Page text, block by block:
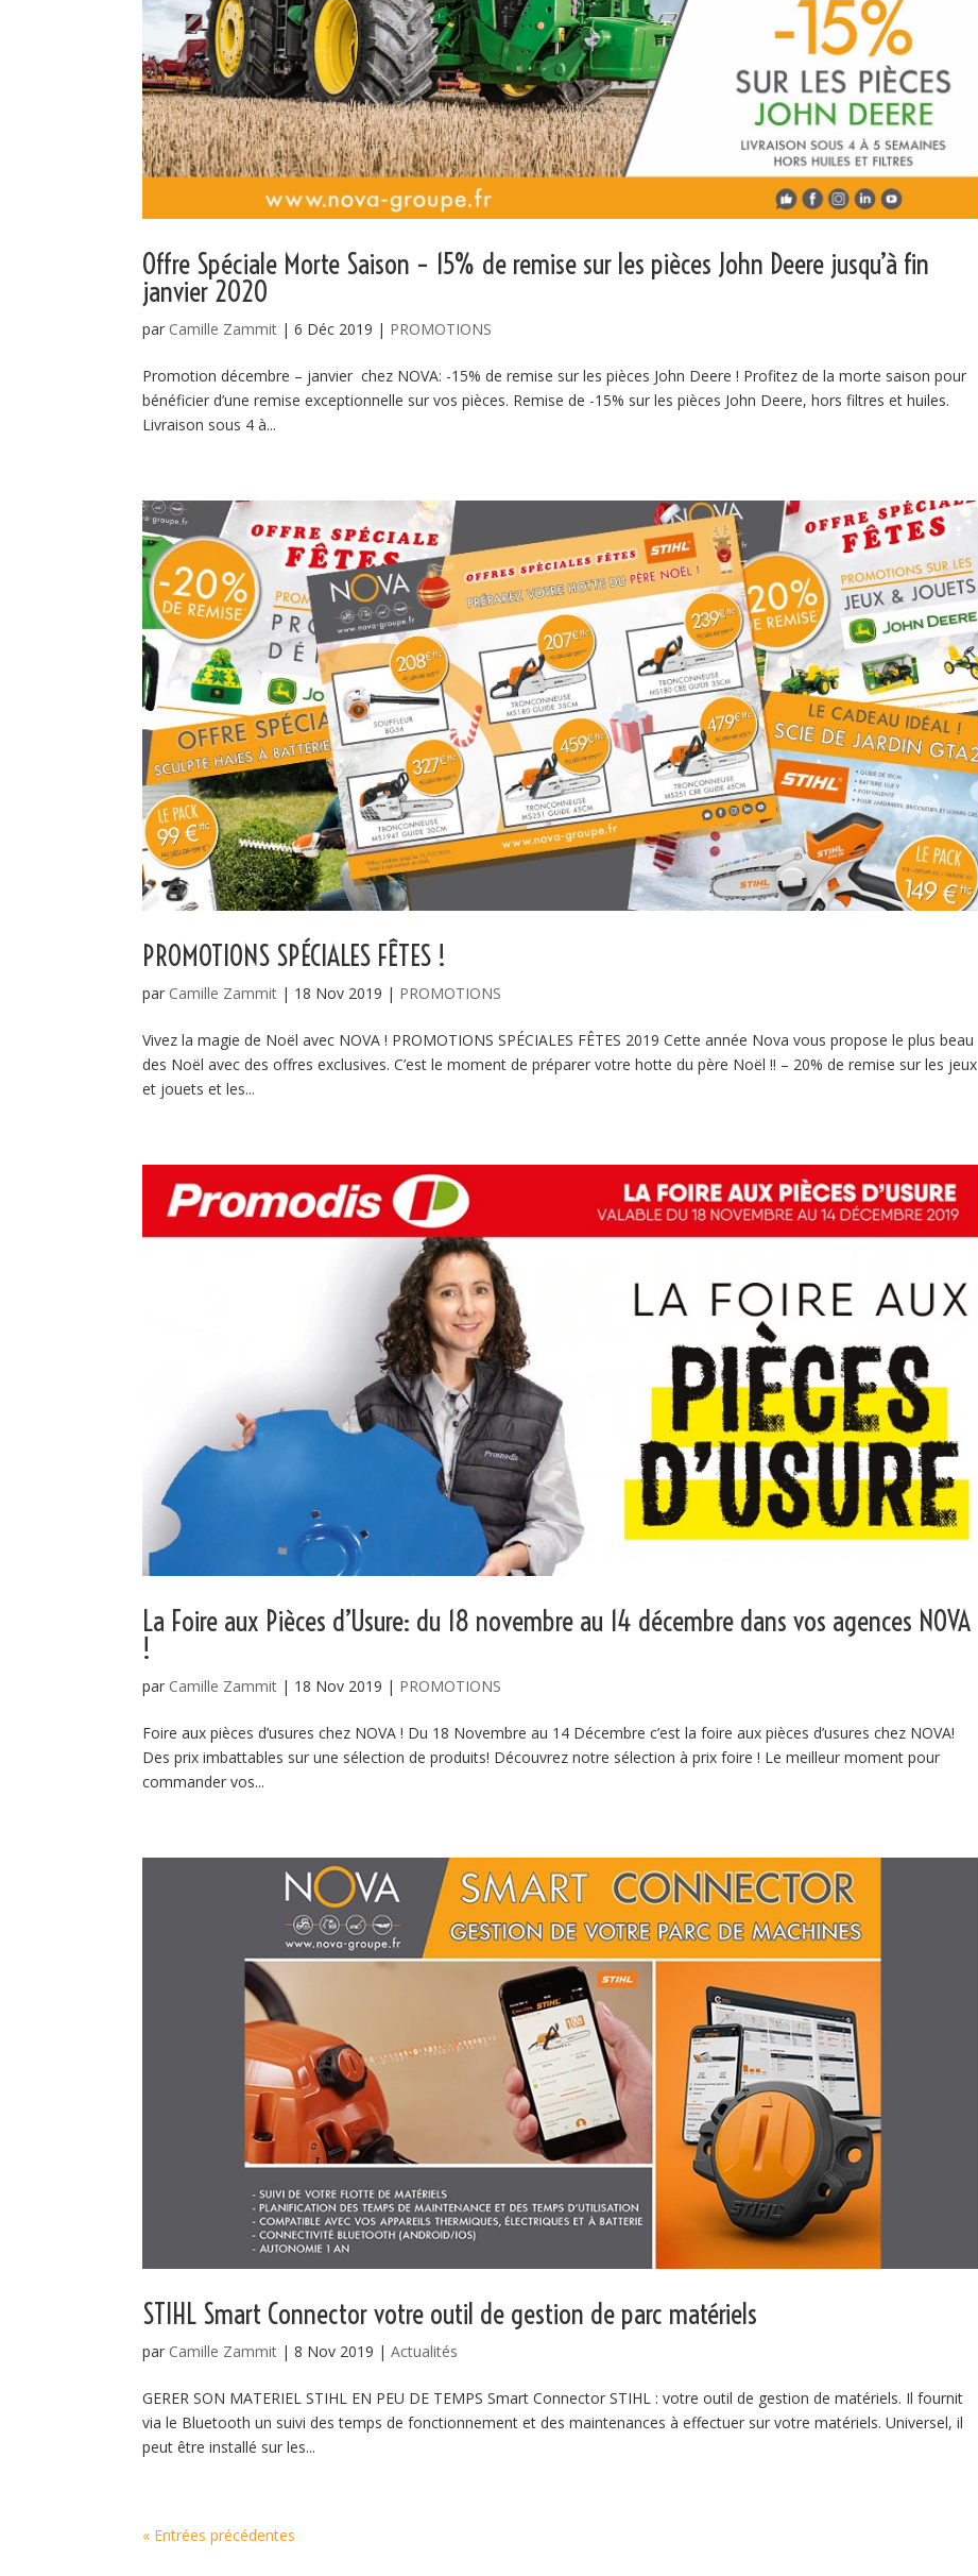
Offre Spéciale Morte Saison – 15% de remise sur les pièces John Deere jusqu’à fin
janvier 2020
par Camille Zammit |6 Déc 2019 | PROMOTIONS
Promotion décembre – janvier chez NOVA: -15% de remise sur les pièces John Deere ! Profitez de la morte saison pour
bénéficier d’une remise exceptionnelle sur vos pièces. Remise de -15% sur les pièces John Deere, hors filtres et huiles.
Livraison sous 4 à...
PROMOTIONS SPÉCIALES FÊTES !
par Camille Zammit | 18 Nov 2019 | PROMOTIONS
Vivez la magie de Noël avec NOVA ! PROMOTIONS SPÉCIALES FÊTES 2019 Cette année Nova vous propose le plus beau
des Noël avec des offres exclusives. C’est le moment de préparer votre hotte du père Noël !! – 20% de remise sur les jeux
et jouets et les...
La Foire aux Pièces d’Usure: du 18 novembre au 14 décembre dans vos agences NOVA
!
par Camille Zammit | 18 Nov 2019 | PROMOTIONS
Foire aux pièces d’usures chez NOVA ! Du 18 Novembre au 14 Décembre c’est la foire aux pièces d’usures chez NOVA!
Des prix imbattables sur une sélection de produits! Découvrez notre sélection à prix foire ! Le meilleur moment pour
commander vos...
STIHL Smart Connector votre outil de gestion de parc matériels
par Camille Zammit |8 Nov 2019 |Actualités
GERER SON MATERIEL STIHL EN PEU DE TEMPS Smart Connector STIHL : votre outil de gestion de matériels. Il fournit
via le Bluetooth un suivi des temps de fonctionnement et des maintenances à effectuer sur votre matériels. Universel, il
peut être installé sur les...
« Entrées précédentes